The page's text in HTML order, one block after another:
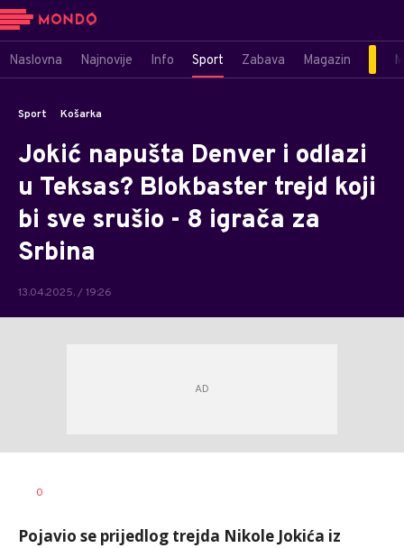
Naslovna Najnovije Info Sport Zabava Magazin
Sport Košarka
Jokić napušta Denver i odlazi
u Teksas? Blokbaster trejd koji
bi sve srušio - 8 igrača za
Srbina
13.04.2025. / 19:26
0
Pojavio se prijedlog trejda Nikole Jokića iz